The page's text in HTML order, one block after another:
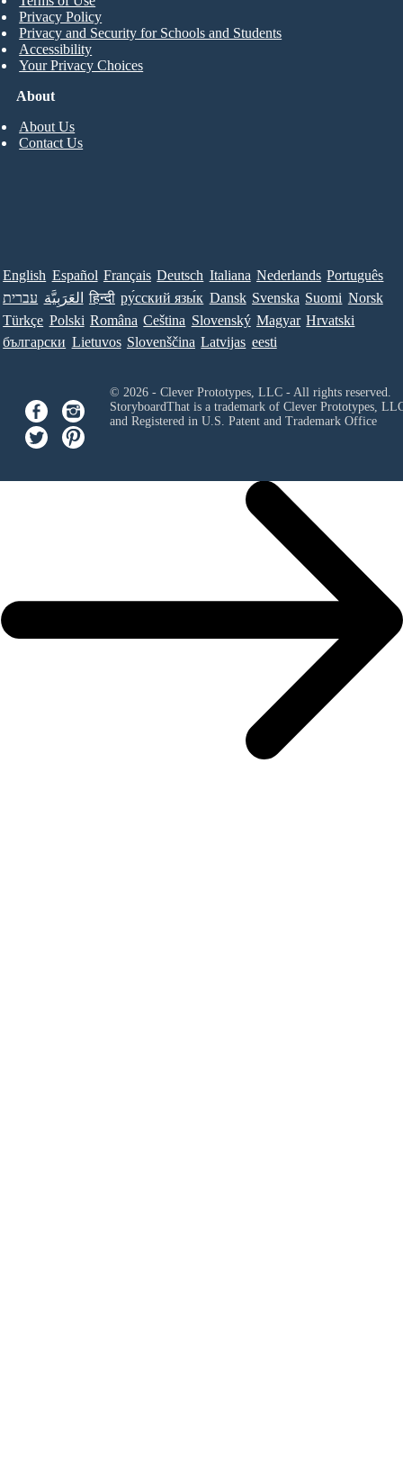
About
About Us
Contact Us
Privacy Policy
Privacy and Security for Schools and Students
Accessibility
Your Privacy Choices
English Español Français Deutsch Italiana Nederlands Português
עברית العَرَبِيَّة हिन्दी ру́сский язы́к Dansk Svenska Suomi Norsk
Türkçe Polski Româna Ceština Slovenský Magyar Hrvatski
български Lietuvos Slovenščina Latvijas eesti
© 2026 - Clever Prototypes, LLC - All rights reserved.
StoryboardThat is a trademark of Clever Prototypes,
and Registered in U.S. Patent and Trademark Office